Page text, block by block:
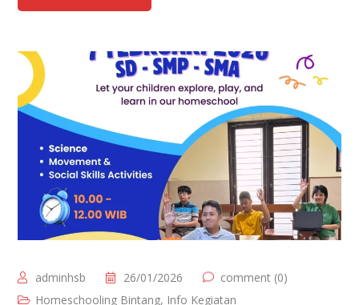
adminhsb 26/01/2026
comment (0)
Homeschooling Bintang, Info Kegiatan